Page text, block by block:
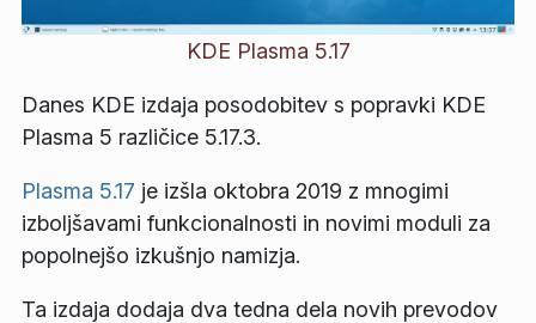
KDE Plasma 5.17
Danes KDE izdaja posodobitev s popravki KDE
Plasma 5 različice 5.17.3.
Plasma 5.17 je izšla oktobra 2019 z mnogimi
izboljšavami funkcionalnosti in novimi moduli za
popolnejšo izkušnjo namizja.
Ta izdaja dodaja dva tedna dela novih prevodov